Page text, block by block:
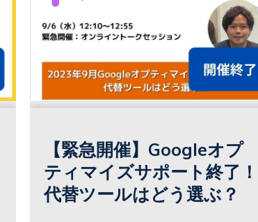
【緊急開催】Googleオプ
ティマイズサポート終了！
代替ツールはどう選ぶ？